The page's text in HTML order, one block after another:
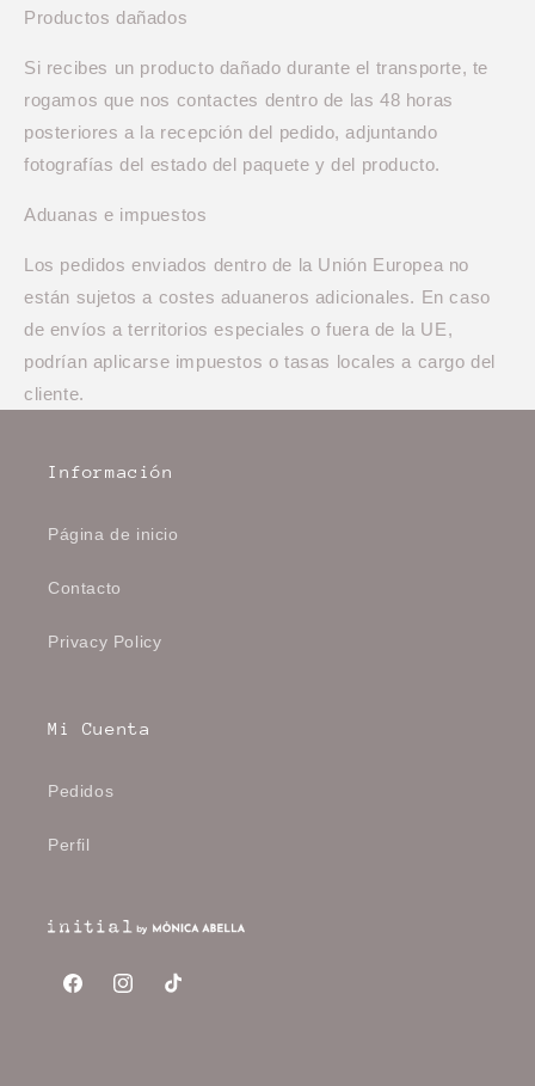
Productos dañados
Si recibes un producto dañado durante el transporte, te
rogamos que nos contactes dentro de las 48 horas
posteriores a la recepción del pedido, adjuntando
fotografías del estado del paquete y del producto.
Aduanas e impuestos
Los pedidos enviados dentro de la Unión Europea no
están sujetos a costes aduaneros adicionales. En caso
de envíos a territorios especiales o fuera de la UE,
podrían aplicarse impuestos o tasas locales a cargo del
cliente.
Información
Página de inicio
Contacto
Privacy Policy
Mi Cuenta
Pedidos
Perfil
FacebookInstagramTikTok